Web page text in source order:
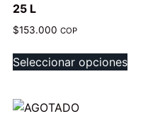
25 L
$153.000 COP
Seleccionar opciones